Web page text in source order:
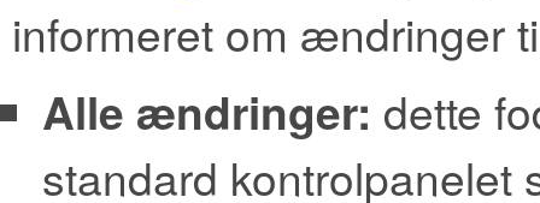
informeret om ændringer
Alle ændringer: dette
standard kontrolpanelet